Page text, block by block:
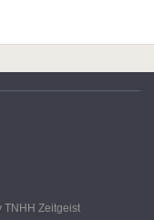
TNHH Zeitgeist